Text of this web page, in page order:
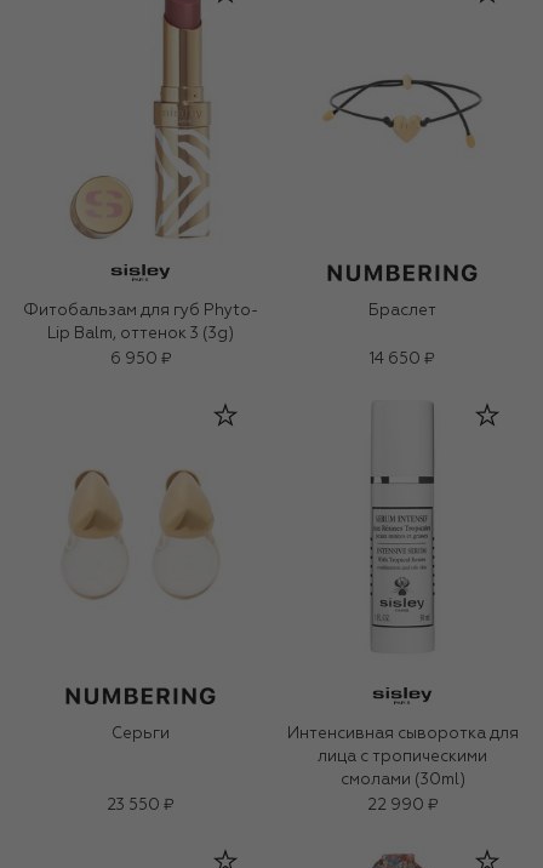
Фитобальзам для губ Phyto-
Lip Balm, оттенок 3 (3g)
6 950 ₽
Браслет
14 650 ₽
Серьги
23 550 ₽
Интенсивная сыворотка для
лица с тропическими
смолами (30ml)
22 990 ₽